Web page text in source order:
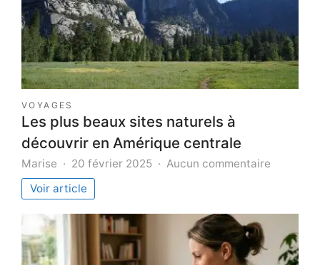
VOYAGES
Les plus beaux sites naturels à
découvrir en Amérique centrale
Marise 20 février 2025 Aucun commentaire
naturels
Voir article